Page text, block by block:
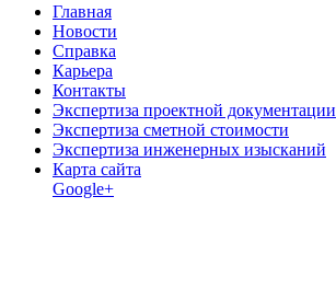
Главная
Новости
Справка
Карьера
Контакты
Экспертиза проектной документации
Экспертиза сметной стоимости
Экспертиза инженерных изысканий
Карта сайта
Google+